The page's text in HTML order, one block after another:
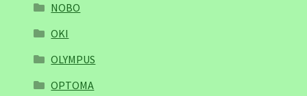
NOBO
OKI
OLYMPUS
OPTOMA